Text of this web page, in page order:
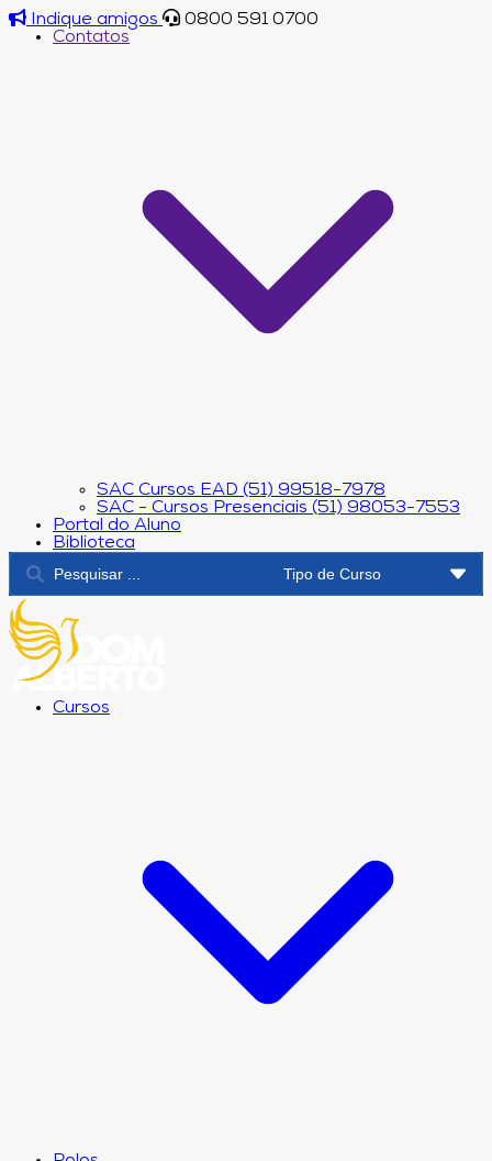
Indique amigos
0800 591 0700
Contatos
SAC Cursos EAD (51) 99518-7978
SAC - Cursos Presenciais (51) 98053-7553
Portal do Aluno
Biblioteca
Cursos